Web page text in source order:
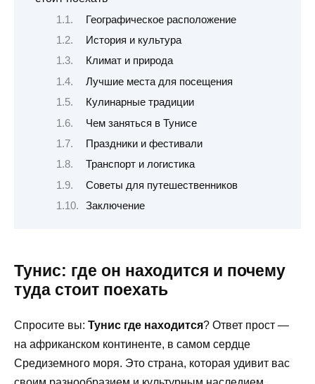
Географическое расположение
История и культура
Климат и природа
Лучшие места для посещения
Кулинарные традиции
Чем заняться в Тунисе
Праздники и фестивали
Транспорт и логистика
Советы для путешественников
Заключение
Тунис: где он находится и почему
туда стоит поехать
Спросите вы: Тунис где находится? Ответ прост —
на африканском континенте, в самом сердце
Средиземного моря. Это страна, которая удивит вас